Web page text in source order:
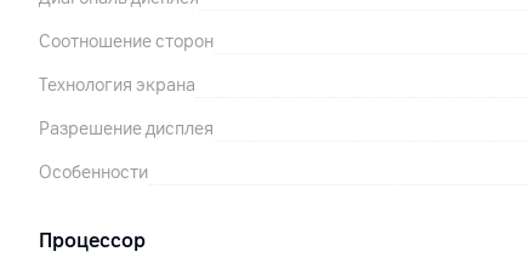
Соотношение сторон
Технология экрана
Разрешение дисплея
Особенности
Процессор